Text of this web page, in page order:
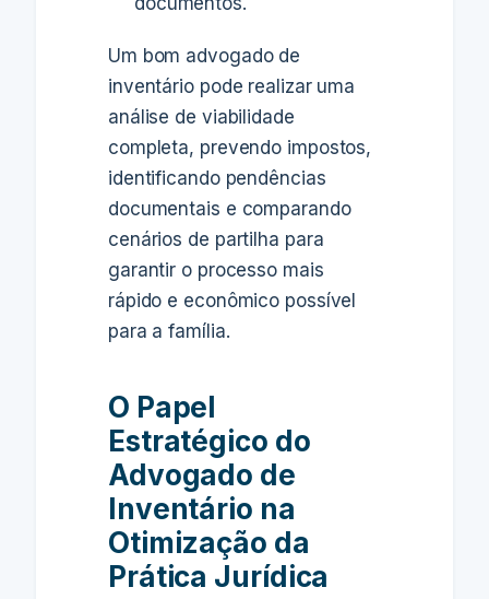
Um bom advogado de
inventário pode realizar uma
análise de viabilidade
completa, prevendo impostos,
identificando pendências
documentais e comparando
cenários de partilha para
garantir o processo mais
rápido e econômico possível
para a família.
O Papel
Estratégico do
Advogado de
Inventário na
Otimização da
Prática Jurídica